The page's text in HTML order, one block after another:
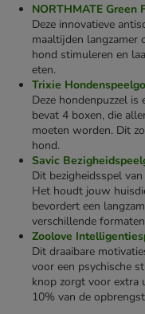
NORTHMATE Green
Deze innovatieve
maaltijden langzamer
hond stimuleren en
eten.
Trixie
Deze hondenpuzzel
bevat 4 boxen, die
moeten worden. Dit
hond.
Savic
Dit bezigheidsspel
Het houdt jouw
bevordert een
verschillende
Zoolove
Dit draaibare
voor een psychische
knop zorgt voor extra
10% van de